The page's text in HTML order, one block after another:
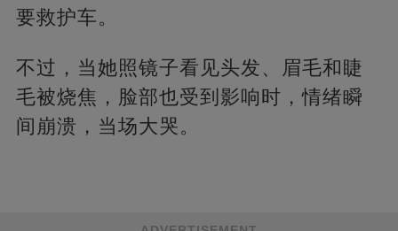
要救护车。
不过，当她照镜子看见头发、眉毛和睫
毛被烧焦，脸部也受到影响时，情绪瞬
间崩溃，当场大哭。